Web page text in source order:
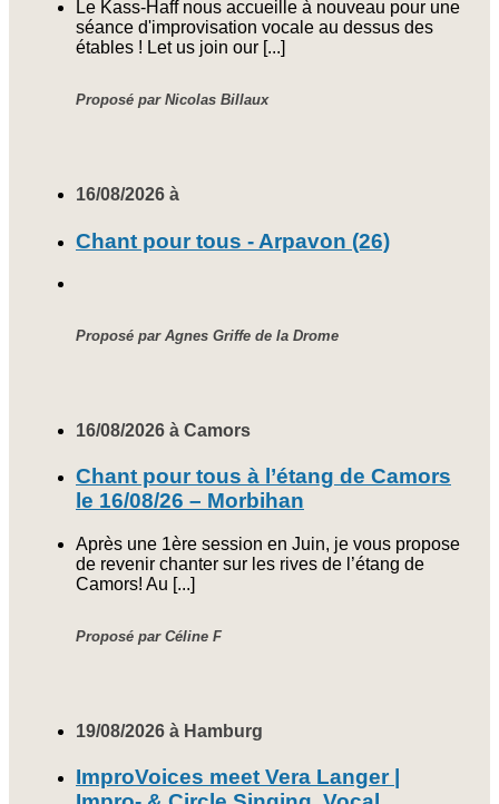
Le Kass-Haff nous accueille à nouveau pour une
séance d'improvisation vocale au dessus des
étables ! Let us join our [...]
Proposé par Nicolas Billaux
16/08/2026 à
Chant pour tous - Arpavon (26)
Proposé par Agnes Griffe de la Drome
16/08/2026 à Camors
Chant pour tous à l’étang de Camors
le 16/08/26 – Morbihan
Après une 1ère session en Juin, je vous propose
de revenir chanter sur les rives de l’étang de
Camors! Au [...]
Proposé par Céline F
19/08/2026 à Hamburg
ImproVoices meet Vera Langer |